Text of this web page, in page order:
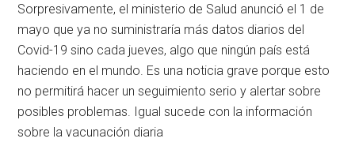
Sorpresivamente, el ministerio de Salud anunció el 1 de
mayo que ya no suministraría más datos diarios del
Covid-19 sino cada jueves, algo que ningún país está
haciendo en el mundo. Es una noticia grave porque esto
no permitirá hacer un seguimiento serio y alertar sobre
posibles problemas. Igual sucede con la información
sobre la vacunación diaria